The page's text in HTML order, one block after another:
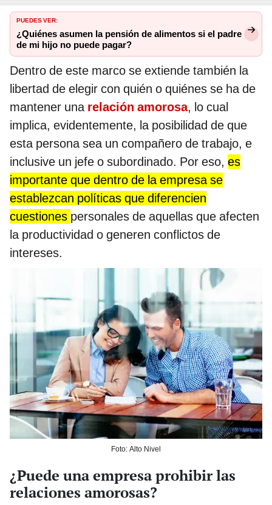
PUEDES VER:
¿Quiénes asumen la pensión de alimentos si el padre
de mi hijo no puede pagar?
Dentro de este marco se extiende también la
libertad de elegir con quién o quiénes se ha de
mantener una relación amorosa, lo cual
implica, evidentemente, la posibilidad de que
esta persona sea un compañero de trabajo, e
inclusive un jefe o subordinado. Por eso, es
importante que dentro de la empresa se
establezcan políticas que diferencien
cuestiones personales de aquellas que afecten
la productividad o generen conflictos de
intereses.
Foto: Alto Nivel
¿Puede una empresa prohibir las
relaciones amorosas?